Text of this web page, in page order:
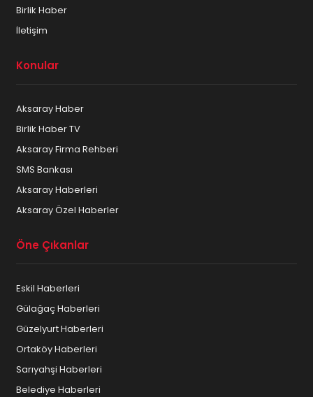
Birlik Haber
İletişim
Konular
Aksaray Haber
Birlik Haber TV
Aksaray Firma Rehberi
SMS Bankası
Aksaray Haberleri
Aksaray Özel Haberler
Öne Çıkanlar
Eskil Haberleri
Gülağaç Haberleri
Güzelyurt Haberleri
Ortaköy Haberleri
Sarıyahşi Haberleri
Belediye Haberleri